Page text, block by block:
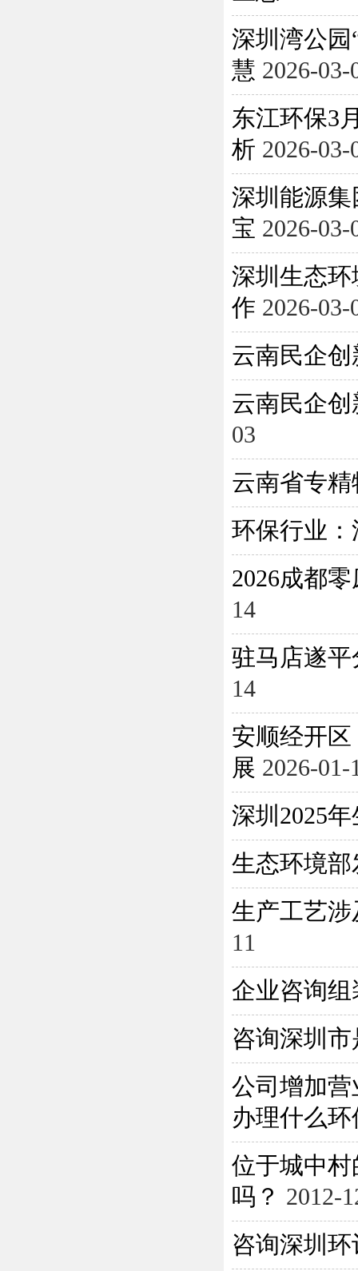
深圳湾公
慧 2026-03-
东江环保3
析 2026-03-
深圳能源
宝 2026-03-
深圳生态
作 2026-03-
云南民企
云南民企
03
云南省专
环保行业
2026成都
14
驻马店遂平
14
安顺经开
展 2026-01-
深圳2025
生态环境
生产工艺
11
企业咨询
咨询深圳
公司增加
办理什么
位于城中
吗？ 2012-
咨询深圳